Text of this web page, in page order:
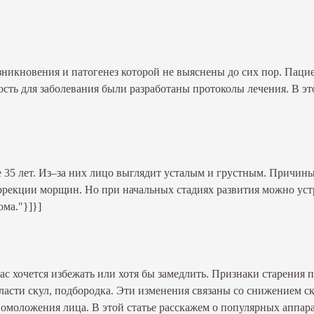
и патогенез которой не выяснены до сих пор.
для заболевания были разработаны протоколы лечения. В
лет. Из–за них лицо выглядит усталым и грустным. Причины
морщин. Но при начальных стадиях развития можно
хочется избежать или хотя бы замедлить. Признаки
скул, подбородка. Эти изменения связаны со снижением
омоложения лица. В этой статье расскажем о популярных